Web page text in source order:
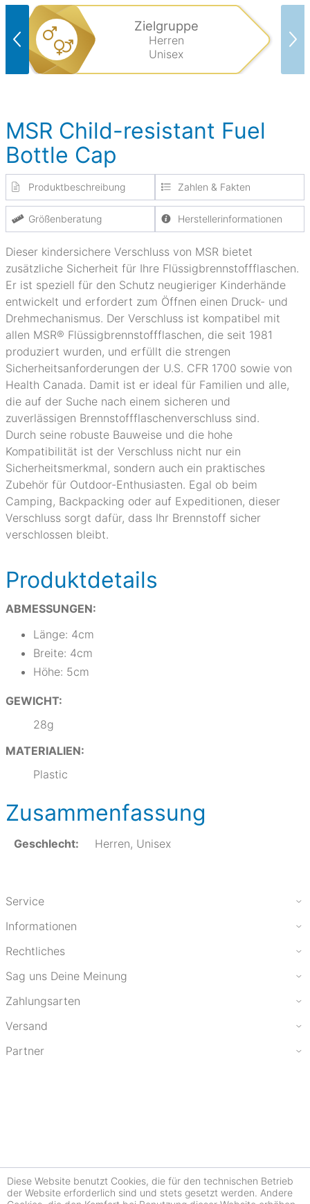
Zielgruppe
Herren
Unisex
MSR Child-resistant Fuel
Bottle Cap
Produktbeschreibung Zahlen & Fakten
Größenberatung Herstellerinformationen
Dieser kindersichere Verschluss von MSR bietet
zusätzliche Sicherheit für Ihre Flüssigbrennstoffflaschen.
Er ist speziell für den Schutz neugieriger Kinderhände
entwickelt und erfordert zum Öffnen einen Druck- und
Drehmechanismus. Der Verschluss ist kompatibel mit
allen MSR® Flüssigbrennstoffflaschen, die seit 1981
produziert wurden, und erfüllt die strengen
Sicherheitsanforderungen der U.S. CFR 1700 sowie von
Health Canada. Damit ist er ideal für Familien und alle,
die auf der Suche nach einem sicheren und
zuverlässigen Brennstoffflaschenverschluss sind.
Durch seine robuste Bauweise und die hohe
Kompatibilität ist der Verschluss nicht nur ein
Sicherheitsmerkmal, sondern auch ein praktisches
Zubehör für Outdoor-Enthusiasten. Egal ob beim
Camping, Backpacking oder auf Expeditionen, dieser
Verschluss sorgt dafür, dass Ihr Brennstoff sicher
verschlossen bleibt.
Produktdetails
ABMESSUNGEN:
Länge: 4cm
Breite: 4cm
Höhe: 5cm
GEWICHT:
28g
MATERIALIEN:
Plastic
Zusammenfassung
Geschlecht: Herren, Unisex
Service
Informationen
Rechtliches
Sag uns Deine Meinung
Zahlungsarten
Versand
Partner
Diese Website benutzt Cookies, die für den technischen Betrieb
der Website erforderlich sind und stets gesetzt werden. Andere